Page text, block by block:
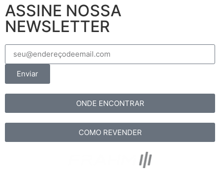
ASSINE NOSSA
NEWSLETTER
Enviar
ONDE ENCONTRAR
COMO REVENDER